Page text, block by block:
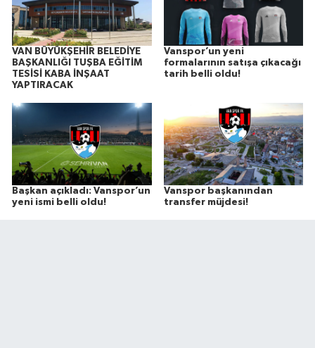
VAN BÜYÜKŞEHİR BELEDİYE
BAŞKANLIĞI TUŞBA EĞİTİM
TESİSİ KABA İNŞAAT
YAPTIRACAK
Vanspor’un yeni
formalarının satışa çıkacağı
tarih belli oldu!
Başkan açıkladı: Vanspor’un
yeni ismi belli oldu!
Vanspor başkanından
transfer müjdesi!